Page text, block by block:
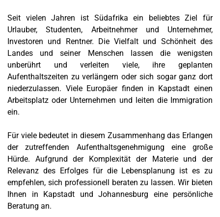
Seit vielen Jahren ist Südafrika ein beliebtes Ziel für
Urlauber, Studenten, Arbeitnehmer und Unternehmer,
Investoren und Rentner. Die Vielfalt und Schönheit des
Landes und seiner Menschen lassen die wenigsten
unberührt und verleiten viele, ihre geplanten
Aufenthaltszeiten zu verlängern oder sich sogar ganz dort
niederzulassen. Viele Europäer finden in Kapstadt einen
Arbeitsplatz oder Unternehmen und leiten die Immigration
ein.
Für viele bedeutet in diesem Zusammenhang das Erlangen
der zutreffenden Aufenthaltsgenehmigung eine große
Hürde. Aufgrund der Komplexität der Materie und der
Relevanz des Erfolges für die Lebensplanung ist es zu
empfehlen, sich professionell beraten zu lassen. Wir bieten
Ihnen in Kapstadt und Johannesburg eine persönliche
Beratung an.